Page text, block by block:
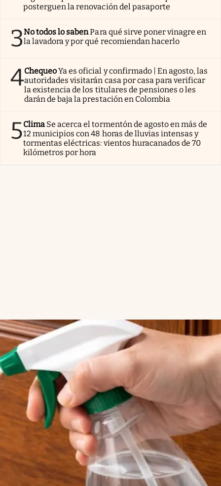
posterguen la renovación del pasaporte
3No todos lo sabenPara qué sirve poner vinagre en
la lavadora y por qué recomiendan hacerlo
4ChequeoYa es oficial y confirmado | En agosto, las
autoridades visitarán casa por casa para verificar
la existencia de los titulares de pensiones o les
darán de baja la prestación en Colombia
5Clima Se acerca el tormentón de agosto en más de
12 municipios con 48 horas de lluvias intensas y
tormentas eléctricas: vientos huracanados de 70
kilómetros por hora